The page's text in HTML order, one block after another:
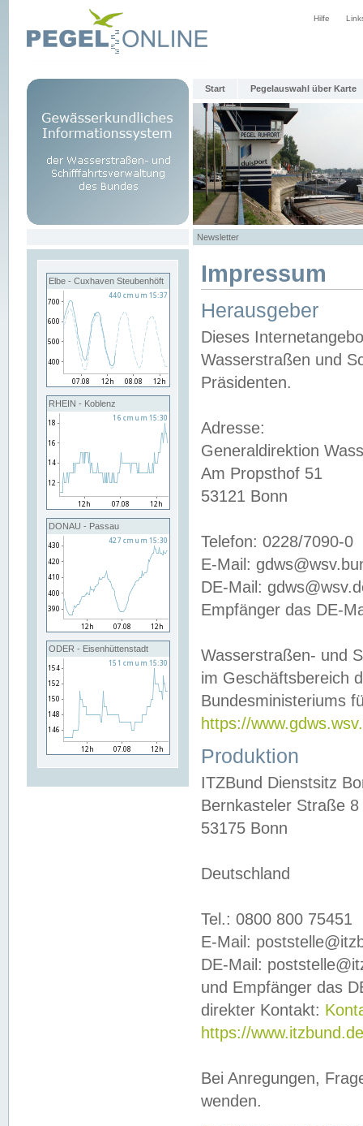
Hilfe
Start Pegelauswahl über Karte
Newsletter
Elbe - Cuxhaven Steubenhöft
RHEIN - Koblenz
DONAU - Passau
ODER - Eisenhüttenstadt
Impressum
Herausgeber
Dieses
Wasserstraßen und
Präsidenten.
Adresse:
Generaldirektion
Am Propsthof 51
53121 Bonn
Telefon: 0228/7090-0
E-Mail:
DE-Mail:
Empfänger das DE-
Wasserstraßen- und
im Geschäftsbereich
Bundesministeriums
https://
Produktion
ITZBund Dienstsitz
Bernkasteler Straße 8
53175 Bonn
Deutschland
Tel.: 0800 800 75451
E-Mail:
DE-Mail:
und Empfänger das
direkter Kontakt:
https://
Bei Anregungen,
wenden.